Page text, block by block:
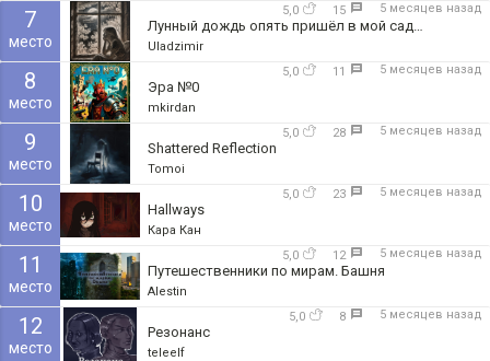
7
место
5 месяцев назад
15
5,0
Лунный дождь опять пришёл в мой сад…
Uladzimir
8
место
5 месяцев назад
11
5,0
Эра №0
mkirdan
9
место
5 месяцев назад
28
5,0
Shattered Refleсtion
Tomoi
10
место
5 месяцев назад
23
5,0
Hallways
Кара Кан
11
место
5 месяцев назад
12
5,0
Путешественники по мирам. Башня
Alestin
12
место
5 месяцев назад
8
5,0
Резонанс
teleelf